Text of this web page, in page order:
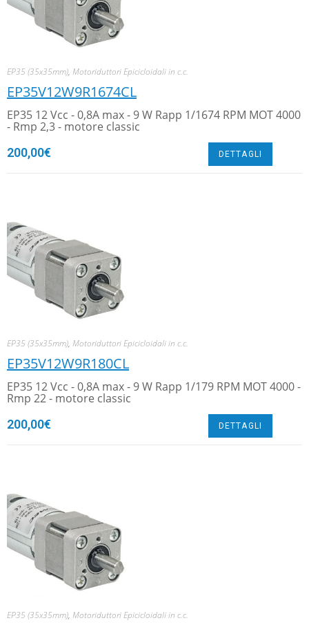
EP35 (35x35mm), Motoriduttori Epicicloidali in c.c.
EP35V12W9R1674CL
EP35 12 Vcc - 0,8A max - 9 W Rapp 1/1674 RPM MOT 4000
- Rmp 2,3 - motore classic
200,00€ DETTAGLI
EP35 (35x35mm), Motoriduttori Epicicloidali in c.c.
EP35V12W9R180CL
EP35 12 Vcc - 0,8A max - 9 W Rapp 1/179 RPM MOT 4000 -
Rmp 22 - motore classic
200,00€ DETTAGLI
EP35 (35x35mm), Motoriduttori Epicicloidali in c.c.